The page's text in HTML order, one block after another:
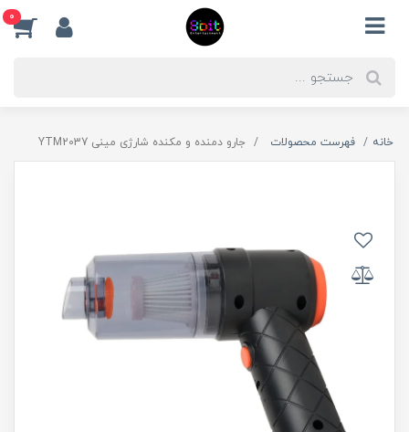
0
خانه فهرست محصولات جارو دمنده و مکنده شارژی مینی YTM2037